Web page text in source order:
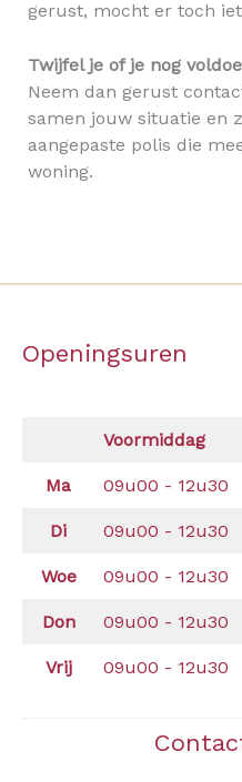
gerust, mocht er toch
Twijfel je of je nog
Neem dan gerust
samen jouw situatie en
aangepaste polis die
woning.
Openingsuren
Voormiddag
Ma 09u00 - 12u30
Di 09u00 - 12u30
Woe 09u00 - 12u30
Don 09u00 - 12u30
Vrij 09u00 - 12u30